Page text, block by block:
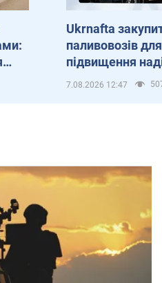
Ukrnafta
паливовозів для
підвищення
постачання
7.08.2026 12:47